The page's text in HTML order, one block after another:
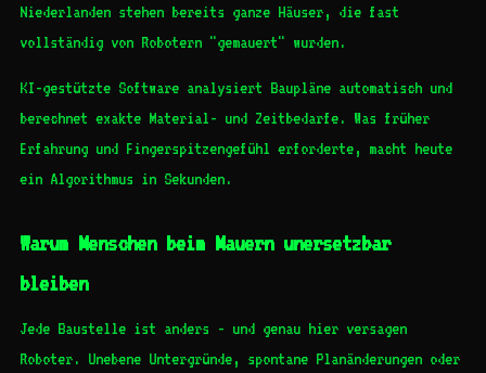
Niederlanden stehen bereits ganze Häuser, die fast
vollständig von Robotern "gemauert" wurden.
KI-gestützte Software analysiert Baupläne automatisch und
berechnet exakte Material- und Zeitbedarfe. Was früher
Erfahrung und Fingerspitzengefühl erforderte, macht heute
ein Algorithmus in Sekunden.
Warum Menschen beim Mauern unersetzbar
bleiben
Jede Baustelle ist anders - und genau hier versagen
Roboter. Unebene Untergründe, spontane Planänderungen oder